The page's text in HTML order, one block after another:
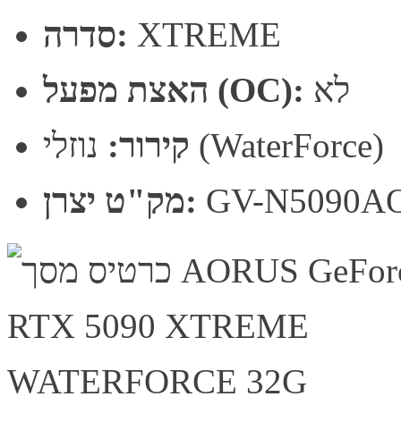
סדרה: XTREME
האצת מפעל (OC): לא
קירור: נוזלי (WaterForce)
מק"ט יצרן: GV-